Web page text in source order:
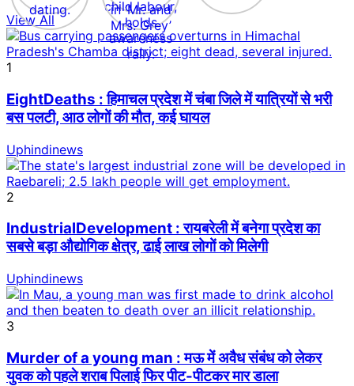
View All
1
EightDeaths : हिमाचल प्रदेश में चंबा जिले में यात्रियों से भरी
बस पलटी, आठ लोगों की मौत, कई घायल
Uphindinews
2
IndustrialDevelopment : रायबरेली में बनेगा प्रदेश का
सबसे बड़ा औद्योगिक क्षेत्र, ढाई लाख लोगों को मिलेगी
Uphindinews
3
Murder of a young man : मऊ में अवैध संबंध को लेकर
युवक को पहले शराब पिलाई फिर पीट-पीटकर मार डाला